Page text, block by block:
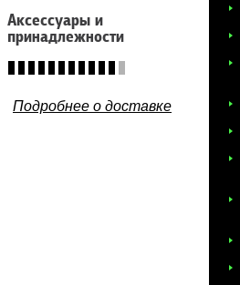
Аксессуары и
принадлежности
Подробнее о доставке